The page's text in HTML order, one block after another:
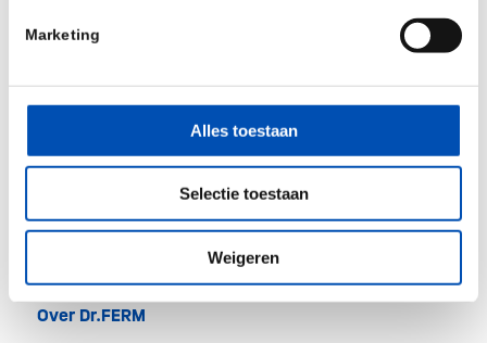
Marketing
Alles toestaan
Selectie toestaan
Weigeren
Grassa maakt ‘gewoon’ gras beter met een
natuurlijk proces van persen, verhitten en filteren.
eindproducten, waaronder graseiwit. Dit eiwit
wordt ingezet om producten mee te ontwikkelen
in de humane voeding, petfood, aqua feed en in
mengvoer voor varkens en kippen. Door hun
circulariteitsconcept wordt de voedselefficiëntie
groter en de uitstoot van o.a. stikstof lager.
Over Dr.FERM